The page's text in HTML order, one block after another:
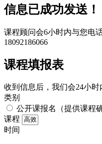
​​信息已成功发送！
课程顾问会6小时内与您电
18092186066
课程填报表​
收到信息后，我们会24小时
类别
公开课报名（提供课程
课程
时间